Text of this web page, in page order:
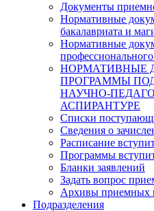
Документы
Нормативные
бакалавриата и
Нормативные
НОРМАТИВНЫЕ
ПРОГРАММЫ
НАУЧНО-
АСПИРАНТУРЕ
Списки
Сведения о
Расписание
Программы
Бланки заявлений
Задать вопрос
Архивы приемных
Подразделения